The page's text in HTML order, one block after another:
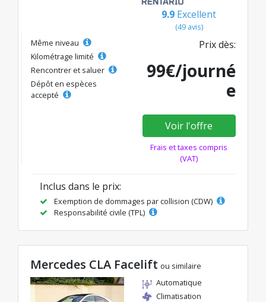
9.9 Excellent
(49 avis)
Même niveau
Kilométrage limité
Rencontrer et saluer
Dépôt en espèces
accepté
Prix dès:
99€/journé
e
Voir l'offre
Frais et taxes compris
(VAT)
Inclus dans le prix:
Exemption de dommages par collision (CDW)
Responsabilité civile (TPL)
Mercedes CLA Facelift ou similaire
Automatique
Climatisation